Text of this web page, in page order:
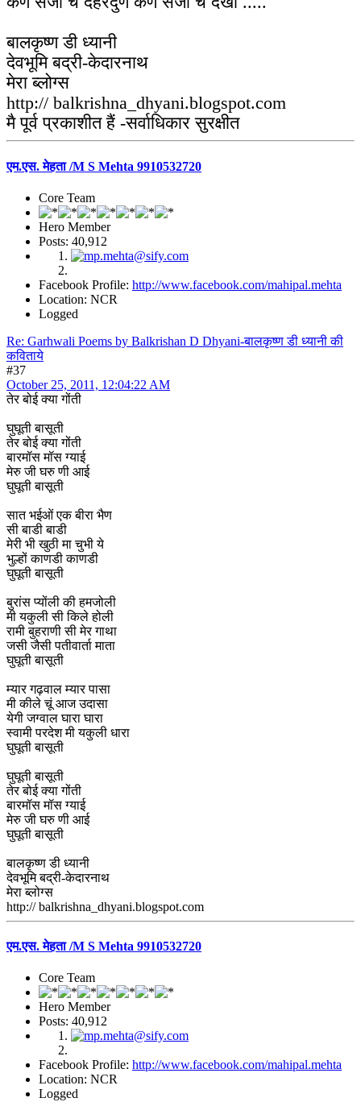
बालकृष्ण डी ध्यानी
देवभूमि बद्री-केदारनाथ
मेरा ब्लोग्स
http:// balkrishna_dhyani.blogspot.com
मै पूर्व प्रकाशीत हैं -सर्वाधिकार सुरक्षीत
एम.एस. मेहता /M S Mehta 9910532720
Core Team
Hero Member
Posts: 40,912
Facebook Profile: http://www.facebook.com/mahipal.mehta
Location: NCR
Logged
Re: Garhwali Poems by Balkrishan D Dhyani-बालकृष्ण डी ध्यानी की
कविताये
#37
October 25, 2011, 12:04:22 AM
तेर बोई क्या गोंती
घुघूती बासूती
तेर बोई क्या गोंती
बारमॉस मॉस ग्याई
मेरु जी घरु णी आई
घुघूती बासूती
सात भईओं एक बीरा भैण
सी बाडी बाडी
मेरी भी खुठी मा चुभी ये
भुल्हों काणडी काणडी
घुघूती बासूती
बुरांस प्योंली की हमजोली
मी यकुली सी किले होली
रामी बुहराणी सी मेर गाथा
जसी जैसी पतीवार्ता माता
घुघूती बासूती
म्यार गढ़वाल म्यार पासा
मी कीले चूं आज उदासा
येगी जग्वाल घारा घारा
स्वामी परदेश मी यकुली धारा
घुघूती बासूती
घुघूती बासूती
तेर बोई क्या गोंती
बारमॉस मॉस ग्याई
मेरु जी घरु णी आई
घुघूती बासूती
बालकृष्ण डी ध्यानी
देवभूमि बद्री-केदारनाथ
मेरा ब्लोग्स
http:// balkrishna_dhyani.blogspot.com
एम.एस. मेहता /M S Mehta 9910532720
Core Team
Hero Member
Posts: 40,912
Facebook Profile: http://www.facebook.com/mahipal.mehta
Location: NCR
Logged